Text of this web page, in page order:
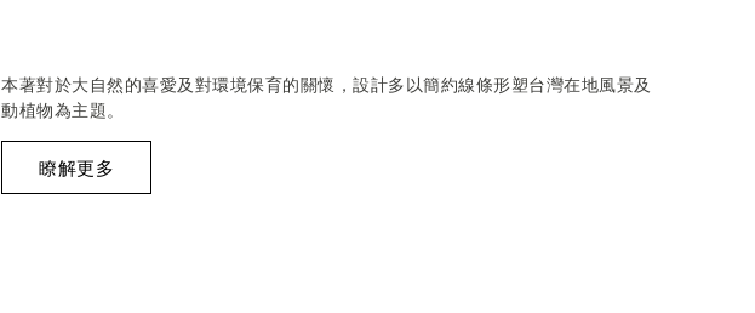
本著對於大自然的喜愛及對環境保育的關懷，設計多以簡約線條形塑台灣在地風景及
動植物為主題。
瞭解更多